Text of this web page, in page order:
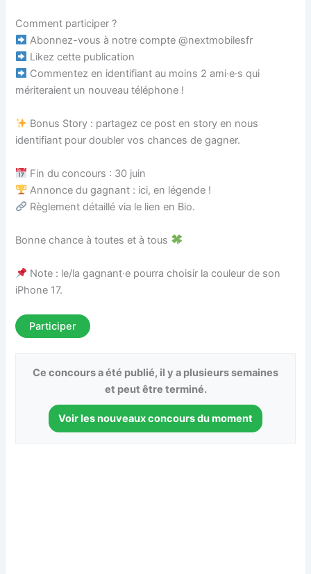
Comment participer ?
Abonnez-vous à notre compte @nextmobilesfr
Likez cette publication
Commentez en identifiant au moins 2 ami·e·s qui
mériteraient un nouveau téléphone !
Bonus Story : partagez ce post en story en nous
identifiant pour doubler vos chances de gagner.
Fin du concours : 30 juin
Annonce du gagnant : ici, en légende !
Règlement détaillé via le lien en Bio.
Bonne chance à toutes et à tous
Note : le/la gagnant·e pourra choisir la couleur de son
iPhone 17.
Participer
Ce concours a été publié, il y a plusieurs semaines
et peut être terminé.
Voir les nouveaux concours du moment